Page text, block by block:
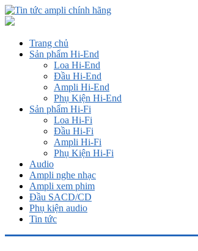
Trang chủ
Sản phẩm Hi-End
Loa Hi-End
Đầu Hi-End
Ampli Hi-End
Phụ Kiện Hi-End
Sản phẩm Hi-Fi
Loa Hi-Fi
Đầu Hi-Fi
Ampli Hi-Fi
Phụ Kiện Hi-Fi
Audio
Ampli nghe nhạc
Ampli xem phim
Đầu SACD/CD
Phụ kiện audio
Tin tức